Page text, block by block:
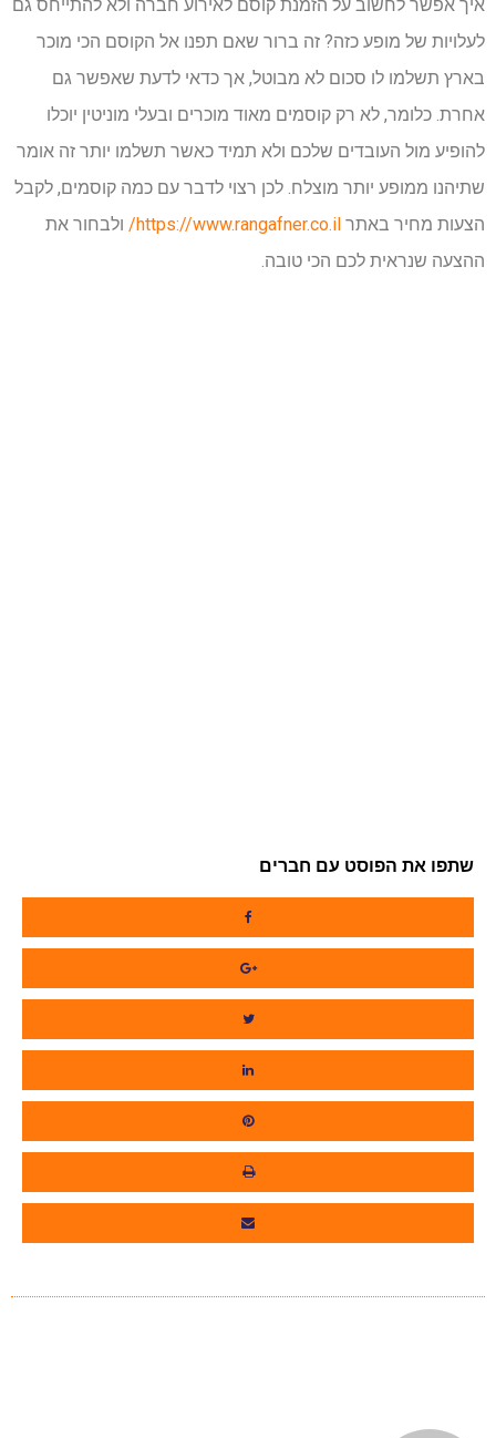
איך אפשר לחשוב על הזמנת קוסם לאירוע חברה ולא להתייחס גם
לעלויות של מופע כזה? זה ברור שאם תפנו אל הקוסם הכי מוכר
בארץ תשלמו לו סכום לא מבוטל, אך כדאי לדעת שאפשר גם
אחרת. כלומר, לא רק קוסמים מאוד מוכרים ובעלי מוניטין יוכלו
להופיע מול העובדים שלכם ולא תמיד כאשר תשלמו יותר זה אומר
שתיהנו ממופע יותר מוצלח. לכן רצוי לדבר עם כמה קוסמים, לקבל
הצעות מחיר באתר https://www.rangafner.co.il/
ולבחור את
ההצעה שנראית לכם הכי טובה.
שתפו את הפוסט עם חברים